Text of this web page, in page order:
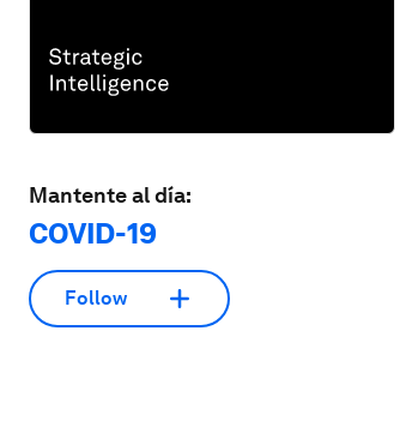
Mantente al día:
COVID-19
Follow